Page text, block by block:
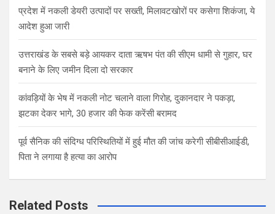
प्रदेश में नकली डेयरी उत्पादों पर सख्ती, मिलावटखोरों पर कसेगा शिकंजा, ये
आदेश हुआ जारी
उत्तराखंड के सबसे बड़े आयकर दाता ऋषभ पंत की सीएम धामी से गुहार, घर
बनाने के लिए जमीन दिला दो सरकार
कांवड़ियों के भेष में नकली नोट चलाने वाला गिरोह, दुकानदार ने पकड़ा,
झटका देकर भागे, 30 हजार की फेक करेंसी बरामद
पूर्व सैनिक की संदिग्ध परिस्थितियों में हुई मौत की जांच करेगी सीबीसीआईडी,
पिता ने लगाया है हत्या का आरोप
Related Posts